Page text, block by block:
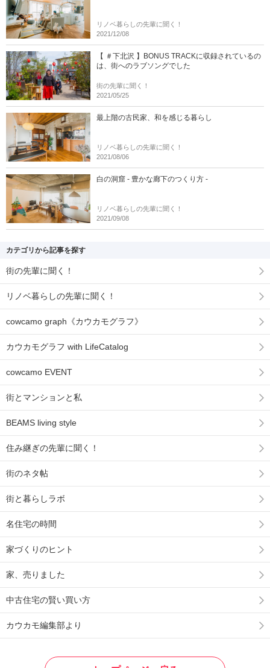
リノベ暮らしの先輩に聞く！
2021/12/08
【 ＃下北沢 】BONUS TRACKに収録されているの
は、街へのラブソングでした
街の先輩に聞く！
2021/05/25
最上階の古民家、和を感じる暮らし
リノベ暮らしの先輩に聞く！
2021/08/06
白の洞窟 - 豊かな廊下のつくり方 -
リノベ暮らしの先輩に聞く！
2021/09/08
カテゴリから記事を探す
街の先輩に聞く！
リノベ暮らしの先輩に聞く！
cowcamo graph《カウカモグラフ》
カウカモグラフ with LifeCatalog
cowcamo EVENT
街とマンションと私
BEAMS living style
住み継ぎの先輩に聞く！
街のネタ帖
街と暮らしラボ
名住宅の時間
家づくりのヒント
家、売りました
中古住宅の賢い買い方
カウカモ編集部より